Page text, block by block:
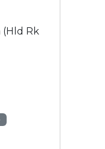
(Hld Rk